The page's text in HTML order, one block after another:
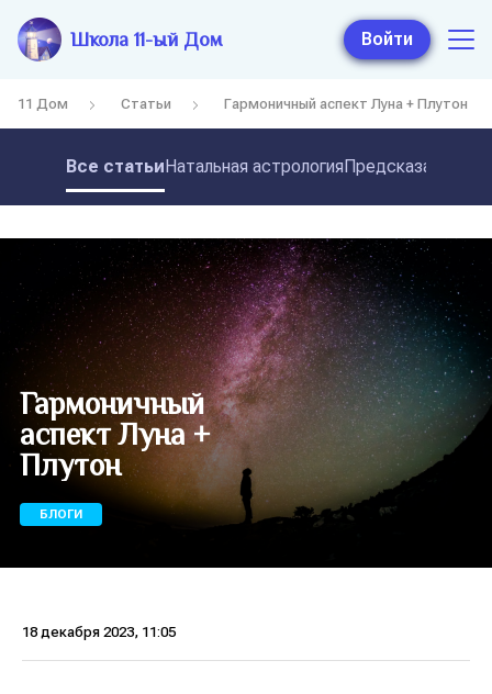
Школа 11-ый Дом Войти
11 Дом Статьи Гармоничный аспект Луна + Плутон
Все статьиНатальная астрология
Гармоничный
аспект Луна +
Плутон
БЛОГИ
18 декабря 2023, 11:05